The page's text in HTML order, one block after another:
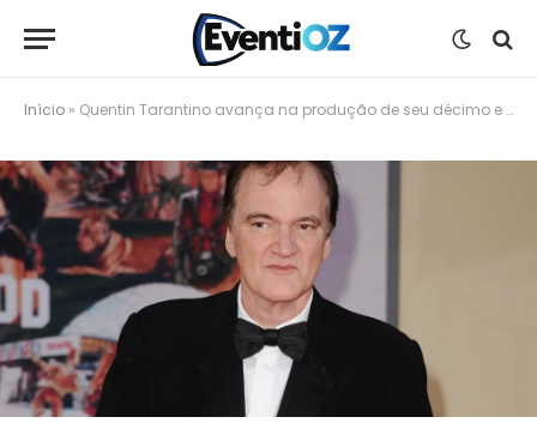
Início » Quentin Tarantino avança na produção de seu décimo e último filme com estreia prevista para 2028